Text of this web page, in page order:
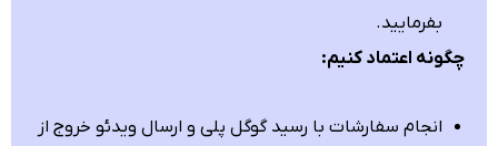
بفرمایید.
چگونه اعتماد کنیم:
انجام سفارشات با رسید گوگل پلی و ارسال ویدئو خروج از